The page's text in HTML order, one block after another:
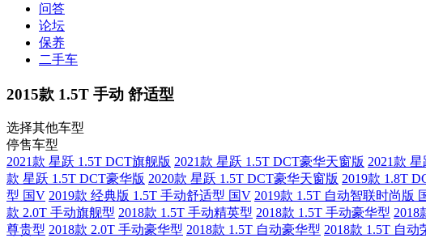
问答
论坛
保养
二手车
2015款 1.5T 手动 舒适型
选择其他车型
停售车型
2021款 星跃 1.5T DCT旗舰版 2021款 星跃 1.5T DCT豪华天窗版 2021款
款 星跃 1.5T DCT豪华版 2020款 星跃 1.5T DCT豪华天窗版 2019款 1.8T
型 国V 2019款 经典版 1.5T 手动舒适型 国V 2019款 1.5T 自动智联时尚版
款 2.0T 手动旗舰型 2018款 1.5T 手动精英型 2018款 1.5T 手动豪华型 2018
尊贵型 2018款 2.0T 手动豪华型 2018款 1.5T 自动豪华型 2018款 1.5T 自动